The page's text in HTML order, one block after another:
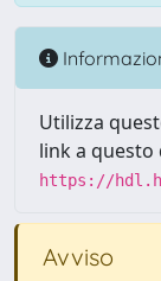
Utilizza
link a
https://
Avviso